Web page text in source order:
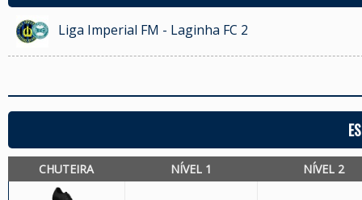
Liga Imperial FM - Laginha FC 2
CHUTEIRA NÍVEL 1 NÍVEL 2